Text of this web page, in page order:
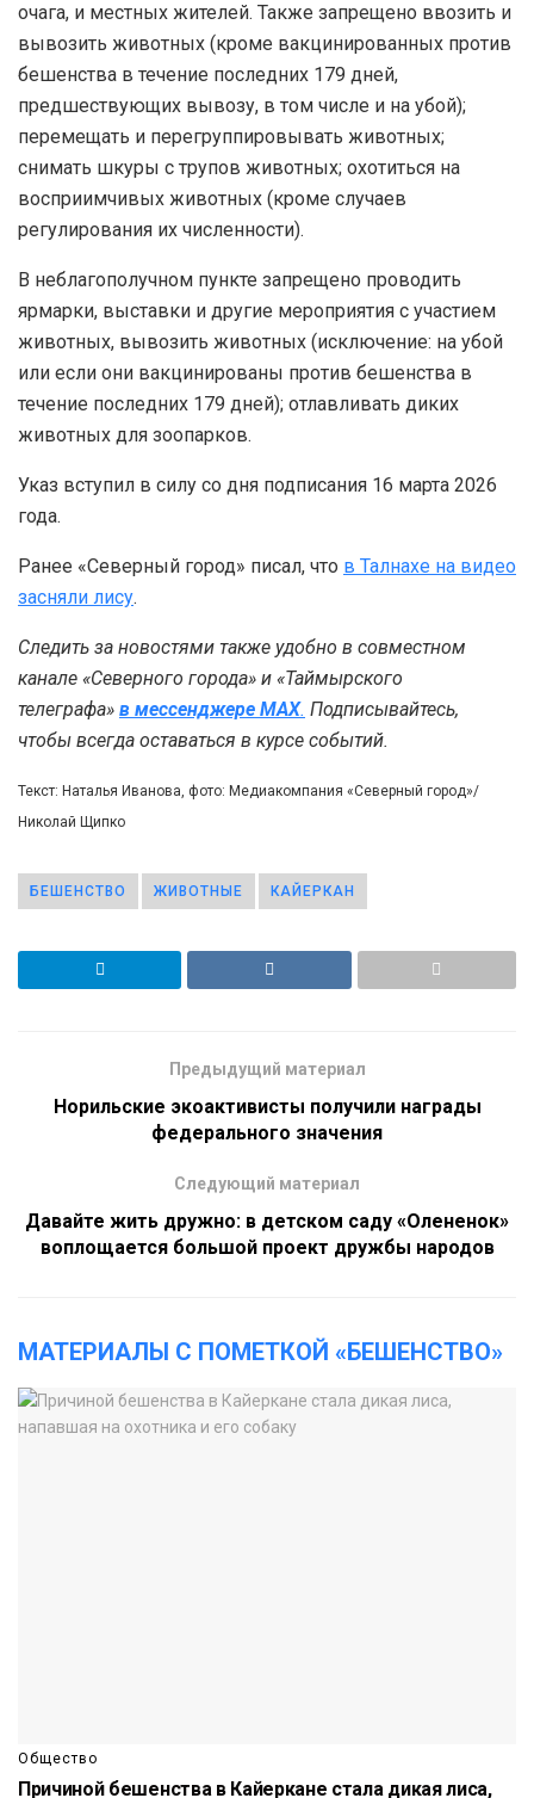
очага, и местных жителей. Также запрещено ввозить и
вывозить животных (кроме вакцинированных против
бешенства в течение последних 179 дней,
предшествующих вывозу, в том числе и на убой);
перемещать и перегруппировывать животных;
снимать шкуры с трупов животных; охотиться на
восприимчивых животных (кроме случаев
регулирования их численности).
В неблагополучном пункте запрещено проводить
ярмарки, выставки и другие мероприятия с участием
животных, вывозить животных (исключение: на убой
или если они вакцинированы против бешенства в
течение последних 179 дней); отлавливать диких
животных для зоопарков.
Указ вступил в силу со дня подписания 16 марта 2026
года.
Ранее «Северный город» писал, что в Талнахе на видео
засняли лису.
Следить за новостями также удобно в совместном
канале «Северного города» и «Таймырского
телеграфа» в мессенджере MAX. Подписывайтесь,
чтобы всегда оставаться в курсе событий.
Текст: Наталья Иванова, фото: Медиакомпания «Северный город»/
Николай Щипко
БЕШЕНСТВО ЖИВОТНЫЕ КАЙЕРКАН
Предыдущий материал
Норильские экоактивисты получили награды
федерального значения
Следующий материал
Давайте жить дружно: в детском саду «Олененок»
воплощается большой проект дружбы народов
МАТЕРИАЛЫ С ПОМЕТКОЙ «БЕШЕНСТВО»
Общество
Причиной бешенства в Кайеркане стала дикая лиса,